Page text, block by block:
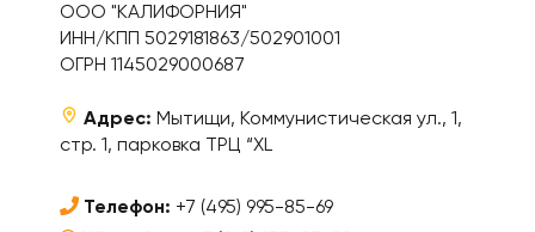
ООО "КАЛИФОРНИЯ"
ИНН/КПП 5029181863/502901001
ОГРН 1145029000687
Адрес: Мытищи, Коммунистическая ул., 1,
стр. 1, парковка ТРЦ “XL
Телефон: +7 (495) 995-85-69